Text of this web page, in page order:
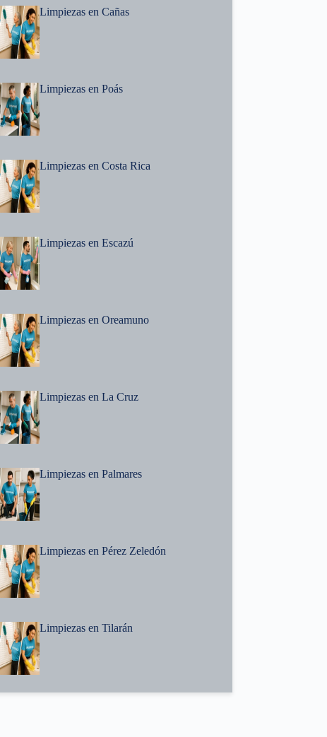
Limpiezas en Cañas
Limpiezas en Poás
Limpiezas en Costa Rica
Limpiezas en Escazú
Limpiezas en Oreamuno
Limpiezas en La Cruz
Limpiezas en Palmares
Limpiezas en Pérez Zeledón
Limpiezas en Tilarán